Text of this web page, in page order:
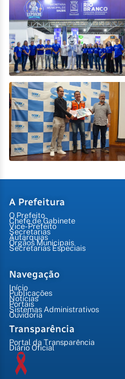
A Prefeitura
O Prefeito
Chefe de Gabinete
Vice-Prefeito
Secretarias
Autarquias
Órgãos Municipais
Secretarias Especiais
Navegação
Início
Publicações
Notícias
Portais
Sistemas Administrativos
Ouvidoria
Transparência
Portal da Transparência
Diário Oficial